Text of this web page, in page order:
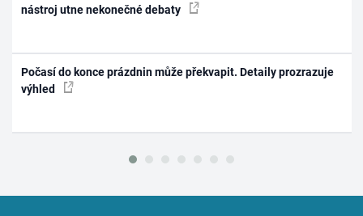
nástroj utne nekonečné debaty
Počasí do konce prázdnin může překvapit. Detaily prozrazuje
výhled